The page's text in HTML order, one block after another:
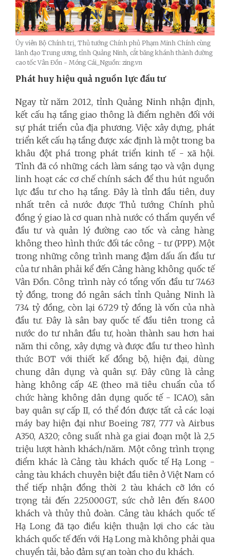
Ủy viên Bộ Chính trị, Thủ tướng Chính phủ Phạm Minh Chính cùng
lãnh đạo Trung ương, tỉnh Quảng Ninh, cắt băng khánh thành đường
cao tốc Vân Đồn - Móng Cái_Nguồn: zing.vn
Phát huy hiệu quả nguồn lực đầu tư
Ngay từ năm 2012, tỉnh Quảng Ninh nhận định,
kết cấu hạ tầng giao thông là điểm nghẽn đối với
sự phát triển của địa phương. Việc xây dựng, phát
triển kết cấu hạ tầng được xác định là một trong ba
khâu đột phá trong phát triển kinh tế - xã hội.
Tỉnh đã có những cách làm sáng tạo và vận dụng
linh hoạt các cơ chế chính sách để thu hút nguồn
lực đầu tư cho hạ tầng. Đây là tỉnh đầu tiên, duy
nhất trên cả nước được Thủ tướng Chính phủ
đồng ý giao là cơ quan nhà nước có thẩm quyền về
đầu tư và quản lý đường cao tốc và cảng hàng
không theo hình thức đối tác công - tư (PPP). Một
trong những công trình mang đậm dấu ấn đầu tư
của tư nhân phải kể đến Cảng hàng không quốc tế
Vân Đồn. Công trình này có tổng vốn đầu tư 7.463
tỷ đồng, trong đó ngân sách tỉnh Quảng Ninh là
734 tỷ đồng, còn lại 6.729 tỷ đồng là vốn của nhà
đầu tư. Đây là sân bay quốc tế đầu tiên trong cả
nước do tư nhân đầu tư, hoàn thành sau hơn hai
năm thi công, xây dựng và được đầu tư theo hình
thức BOT với thiết kế đồng bộ, hiện đại, dùng
chung dân dụng và quân sự. Đây cũng là cảng
hàng không cấp 4E (theo mã tiêu chuẩn của tổ
chức hàng không dân dụng quốc tế - ICAO), sân
bay quân sự cấp II, có thể đón được tất cả các loại
máy bay hiện đại như Boeing 787, 777 và Airbus
A350, A320; công suất nhà ga giai đoạn một là 2,5
triệu lượt hành khách/năm. Một công trình trọng
điểm khác là Cảng tàu khách quốc tế Hạ Long -
cảng tàu khách chuyên biệt đầu tiên ở Việt Nam có
thể tiếp nhận đồng thời 2 tàu khách cỡ lớn có
trọng tải đến 225.000GT, sức chở lên đến 8.400
khách và thủy thủ đoàn. Cảng tàu khách quốc tế
Hạ Long đã tạo điều kiện thuận lợi cho các tàu
khách quốc tế đến với Hạ Long mà không phải qua
chuyển tải, bảo đảm sự an toàn cho du khách.